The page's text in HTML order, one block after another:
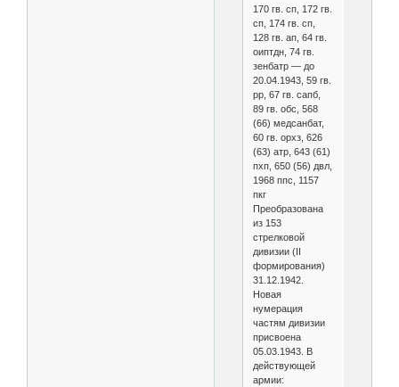
170 гв. сп, 172 гв.
сп, 174 гв. сп,
128 гв. ап, 64 гв.
оиптдн, 74 гв.
зенбатр — до
20.04.1943, 59 гв.
рр, 67 гв. сапб,
89 гв. обс, 568
(66) медсанбат,
60 гв. орхз, 626
(63) атр, 643 (61)
пхп, 650 (56) двл,
1968 ппс, 1157
пкг
Преобразована
из 153
стрелковой
дивизии (II
формирования)
31.12.1942.
Новая
нумерация
частям дивизии
присвоена
05.03.1943. В
действующей
армии: